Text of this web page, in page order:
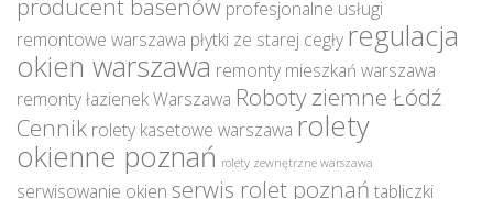
profesjonalne usługi
remontowe warszawa płytki ze starej cegły regulacja
okien warszawa remonty mieszkań warszawa
remonty łazienek Warszawa Roboty ziemne Łódź
Cennik rolety kasetowe warszawa rolety
okienne poznań rolety zewnętrzne warszawa
serwisowanie okien serwis rolet poznań tabliczki